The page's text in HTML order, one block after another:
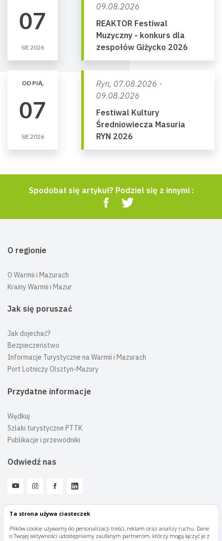
Ta strona używa ciasteczek
Plików cookie używamy do personalizacji treści, reklam oraz analizy ruchu. Dane
o Twojej aktywności udostępniamy zaufanym partnerom, którzy mogą łączyć je z
07
SIE 2026
09.08.2026
REAKTOR Festiwal
Muzyczny - konkurs dla
zespołów Giżycko 2026
OD PIĄ.
07
SIE 2026
Ryn, 07.08.2026 -
09.08.2026
Festiwal Kultury
Średniowiecza Masuria
RYN 2026
Spodobał się artykuł? Podziel się z innymi :
O regionie
O Warmii i Mazurach
Krainy Warmii i Mazur
Jak się poruszać
Jak dojechać?
Bezpieczeństwo
Informacje Turystyczne na Warmii i Mazurach
Port Lotniczy Olsztyn-Mazury
Przydatne informacje
Wędkuj
Szlaki turystyczne PTTK
Publikacje i przewodniki
Odwiedź nas
Mazury Travel © 2026